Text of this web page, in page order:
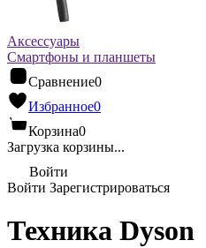
Аксессуары
Смартфоны и планшеты
Сравнение0
Избранное0
Корзина0
Загрузка корзины...
Войти
Войти Зарегистрироваться
Техника Dyson